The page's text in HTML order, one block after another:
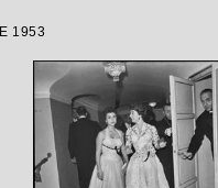
l'opera "La
con la regia di
di Giulini
1953